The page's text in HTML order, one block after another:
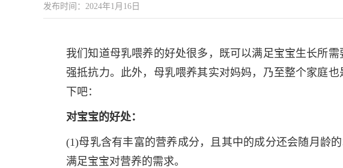
发布时间：2024年1月16日
我们知道母乳喂养的好处很多，既可以满足宝宝生长所
强抵抗力。此外，母乳喂养其实对妈妈，乃至整个家庭
下吧：
对宝宝的好处：
(1)母乳含有丰富的营养成分，且其中的成分还会随月龄
满足宝宝对营养的需求。